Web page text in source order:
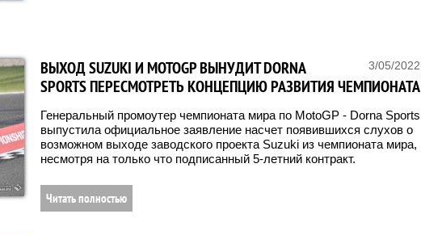
3/05/2022
ВЫХОД SUZUKI И MOTOGP ВЫНУДИТ DORNA
SPORTS ПЕРЕСМОТРЕТЬ КОНЦЕПЦИЮ РАЗВИТИЯ ЧЕМПИОНАТА
Генеральный промоутер чемпионата мира по MotoGP - Dorna Sports
выпустила официальное заявление насчет появившихся слухов о
возможном выходе заводского проекта Suzuki из чемпионата мира,
несмотря на только что подписанный 5-летний контракт.
Читать полностью